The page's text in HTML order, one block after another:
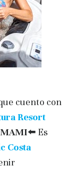
cuento con
Resort
⬅️ Es
Costa